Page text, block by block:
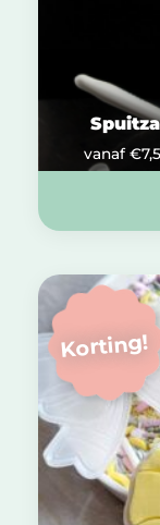
vanaf €
Korting!